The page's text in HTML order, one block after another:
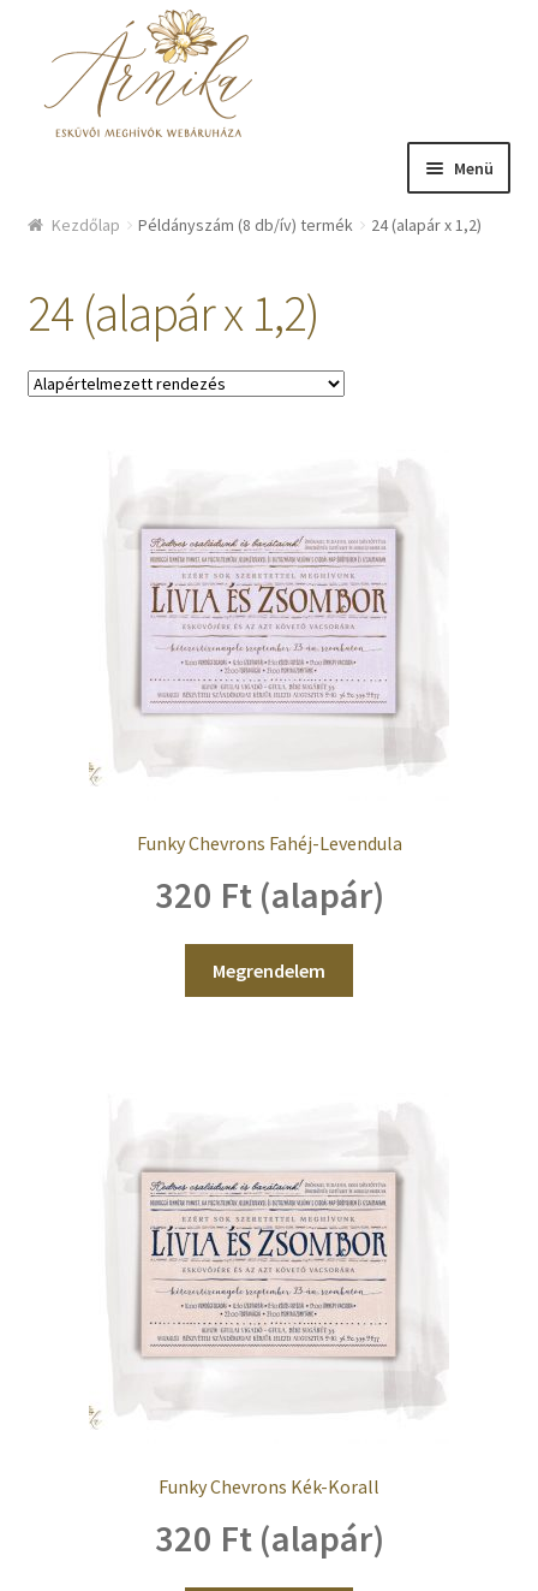
Ugrás a navigációhoz
Kilépés a tartalomba
Menü
Üzlet
Bemutatkozás
Elfelejtett jelszó
Kezdőlap Példányszám (8 db/ív) termék 24 (alapár x 1,2)
24 (alapár x 1,2)
Funky Chevrons Fahéj-Levendula
320 Ft (alapár)
Megrendelem
Funky Chevrons Kék-Korall
320 Ft (alapár)